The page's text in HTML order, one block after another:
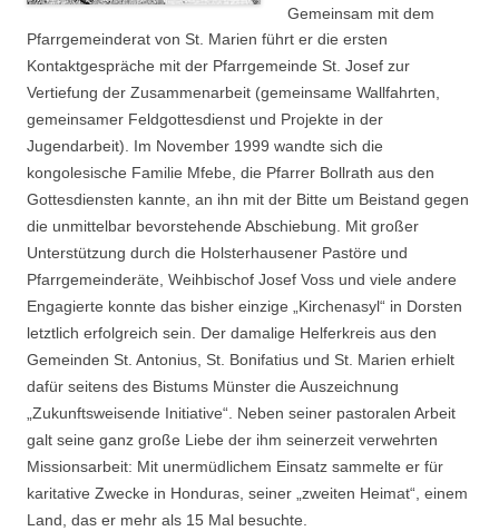
Gemeinsam mit dem
Pfarrgemeinderat von St. Marien führt er die ersten
Kontaktgespräche mit der Pfarrgemeinde St. Josef zur
Vertiefung der Zusammenarbeit (gemeinsame Wallfahrten,
gemeinsamer Feldgottesdienst und Projekte in der
Jugendarbeit). Im November 1999 wandte sich die
kongolesische Familie Mfebe, die Pfarrer Bollrath aus den
Gottesdiensten kannte, an ihn mit der Bitte um Beistand gegen
die unmittelbar bevorstehende Abschiebung. Mit großer
Unterstützung durch die Holsterhausener Pastöre und
Pfarrgemeinderäte, Weihbischof Josef Voss und viele andere
Engagierte konnte das bisher einzige „Kirchenasyl“ in Dorsten
letztlich erfolgreich sein. Der damalige Helferkreis aus den
Gemeinden St. Antonius, St. Bonifatius und St. Marien erhielt
dafür seitens des Bistums Münster die Auszeichnung
„Zukunftsweisende Initiative“. Neben seiner pastoralen Arbeit
galt seine ganz große Liebe der ihm seinerzeit verwehrten
Missionsarbeit: Mit unermüdlichem Einsatz sammelte er für
karitative Zwecke in Honduras, seiner „zweiten Heimat“, einem
Land, das er mehr als 15 Mal besuchte.